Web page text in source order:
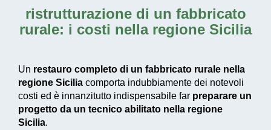
ristrutturazione di un fabbricato
rurale: i costi nella regione Sicilia
Un restauro completo di un fabbricato rurale nella
regione Sicilia comporta indubbiamente dei notevoli
costi ed è innanzitutto indispensabile far preparare un
progetto da un tecnico abilitato nella regione
Sicilia.